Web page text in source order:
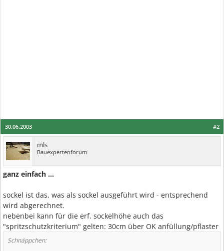
#2
30.06.2003
mls
Bauexpertenforum
ganz einfach ...
sockel ist das, was als sockel ausgeführt wird - entsprechend
wird abgerechnet.
nebenbei kann für die erf. sockelhöhe auch das
"spritzschutzkriterium" gelten: 30cm über OK anfüllung/pflaster
Schnäppchen: